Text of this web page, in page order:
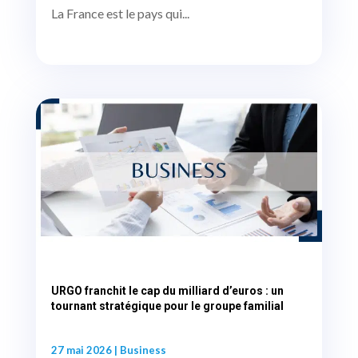
La France est le pays qui...
URGO franchit le cap du milliard d’euros : un
tournant stratégique pour le groupe familial
27 mai 2026| Business